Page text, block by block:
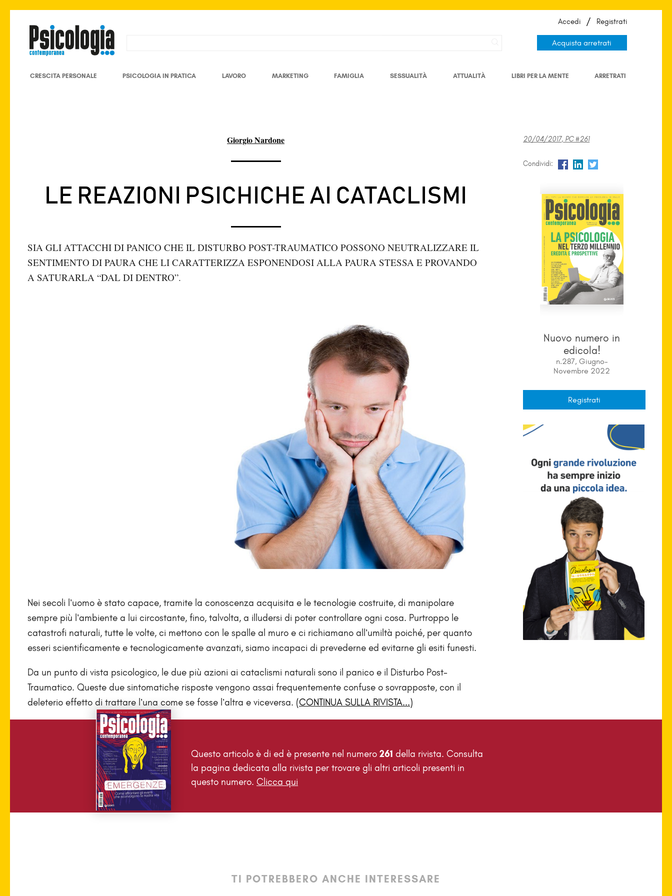
Acquista arretrati
Accedi / Registrati
CRESCITA PERSONALE PSICOLOGIA IN PRATICA LAVORO MARKETING FAMIGLIA SESSUALITÀ ATTUALITÀ LIBRI PER LA MENTE ARRETRATI
Giorgio Nardone
LE REAZIONI PSICHICHE AI CATACLISMI
SIA GLI ATTACCHI DI PANICO CHE IL DISTURBO POST-TRAUMATICO POSSONO NEUTRALIZZARE IL
SENTIMENTO DI PAURA CHE LI CARATTERIZZA ESPONENDOSI ALLA PAURA STESSA E PROVANDO
A SATURARLA “DAL DI DENTRO”.
Nei secoli l’uomo è stato capace, tramite la conoscenza acquisita e le tecnologie costruite, di manipolare
sempre più l’ambiente a lui circostante, fino, talvolta, a illudersi di poter controllare ogni cosa. Purtroppo le
catastrofi naturali, tutte le volte, ci mettono con le spalle al muro e ci richiamano all’umiltà poiché, per quanto
esseri scientificamente e tecnologicamente avanzati, siamo incapaci di prevederne ed evitarne gli esiti funesti.
Da un punto di vista psicologico, le due più azioni ai cataclismi naturali sono il panico e il Disturbo Post-
Traumatico. Queste due sintomatiche risposte vengono assai frequentemente confuse o sovrapposte, con il
deleterio effetto di trattare l’una come se fosse l’altra e viceversa. (CONTINUA SULLA RIVISTA...)
20/04/2017, PC #261
Condividi:
Nuovo numero in
edicola!
n.287, Giugno-
Novembre 2022
Registrati
Questo articolo è di ed è presente nel numero 261 della rivista. Consulta
la pagina dedicata alla rivista per trovare gli altri articoli presenti in
questo numero. Clicca qui
TI POTREBBERO ANCHE INTERESSARE